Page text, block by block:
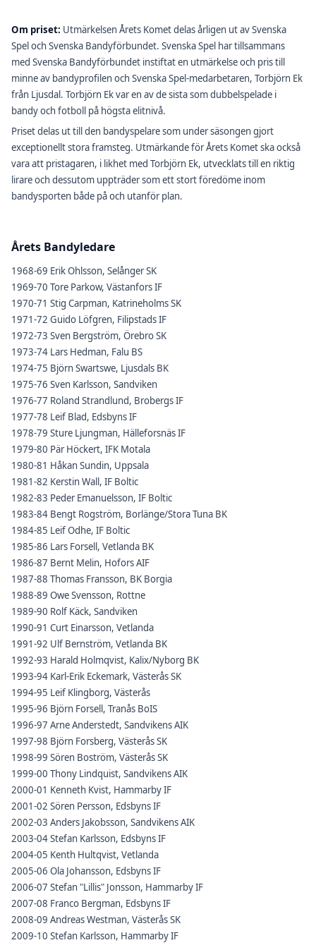
Om priset: Utmärkelsen Årets Komet delas årligen ut av Svenska
Spel och Svenska Bandyförbundet. Svenska Spel har tillsammans
med Svenska Bandyförbundet instiftat en utmärkelse och pris till
minne av bandyprofilen och Svenska Spel-medarbetaren, Torbjörn Ek
från Ljusdal. Torbjörn Ek var en av de sista som dubbelspelade i
bandy och fotboll på högsta elitnivå.
Priset delas ut till den bandyspelare som under säsongen gjort
exceptionellt stora framsteg. Utmärkande för Årets Komet ska också
vara att pristagaren, i likhet med Torbjörn Ek, utvecklats till en riktig
lirare och dessutom uppträder som ett stort föredöme inom
bandysporten både på och utanför plan.
Årets Bandyledare
1968-69 Erik Ohlsson, Selånger SK
1969-70 Tore Parkow, Västanfors IF
1970-71 Stig Carpman, Katrineholms SK
1971-72 Guido Löfgren, Filipstads IF
1972-73 Sven Bergström, Örebro SK
1973-74 Lars Hedman, Falu BS
1974-75 Björn Swartswe, Ljusdals BK
1975-76 Sven Karlsson, Sandviken
1976-77 Roland Strandlund, Brobergs IF
1977-78 Leif Blad, Edsbyns IF
1978-79 Sture Ljungman, Hälleforsnäs IF
1979-80 Pär Höckert, IFK Motala
1980-81 Håkan Sundin, Uppsala
1981-82 Kerstin Wall, IF Boltic
1982-83 Peder Emanuelsson, IF Boltic
1983-84 Bengt Rogström, Borlänge/Stora Tuna BK
1984-85 Leif Odhe, IF Boltic
1985-86 Lars Forsell, Vetlanda BK
1986-87 Bernt Melin, Hofors AIF
1987-88 Thomas Fransson, BK Borgia
1988-89 Owe Svensson, Rottne
1989-90 Rolf Käck, Sandviken
1990-91 Curt Einarsson, Vetlanda
1991-92 Ulf Bernström, Vetlanda BK
1992-93 Harald Holmqvist, Kalix/Nyborg BK
1993-94 Karl-Erik Eckemark, Västerås SK
1994-95 Leif Klingborg, Västerås
1995-96 Björn Forsell, Tranås BoIS
1996-97 Arne Anderstedt, Sandvikens AIK
1997-98 Björn Forsberg, Västerås SK
1998-99 Sören Boström, Västerås SK
1999-00 Thony Lindquist, Sandvikens AIK
2000-01 Kenneth Kvist, Hammarby IF
2001-02 Sören Persson, Edsbyns IF
2002-03 Anders Jakobsson, Sandvikens AIK
2003-04 Stefan Karlsson, Edsbyns IF
2004-05 Kenth Hultqvist, Vetlanda
2005-06 Ola Johansson, Edsbyns IF
2006-07 Stefan "Lillis" Jonsson, Hammarby IF
2007-08 Franco Bergman, Edsbyns IF
2008-09 Andreas Westman, Västerås SK
2009-10 Stefan Karlsson, Hammarby IF